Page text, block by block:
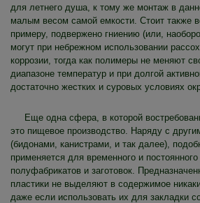
для летнего душа, к тому же монтаж в
малым весом самой емкости. Стоит также
примеру, подвержено гниению (или,
могут при небрежном использовании
коррозии, тогда как полимеры не меняют
диапазоне температур и при долгой
достаточно жестких и суровых условиях
Еще одна сфера, в которой
это пищевое производство. Наряду с
(бидонами, канистрами, и так далее),
применяется для временного и
полуфабрикатов и заготовок.
пластики не выделяют в содержимое
даже если использовать их для закладки